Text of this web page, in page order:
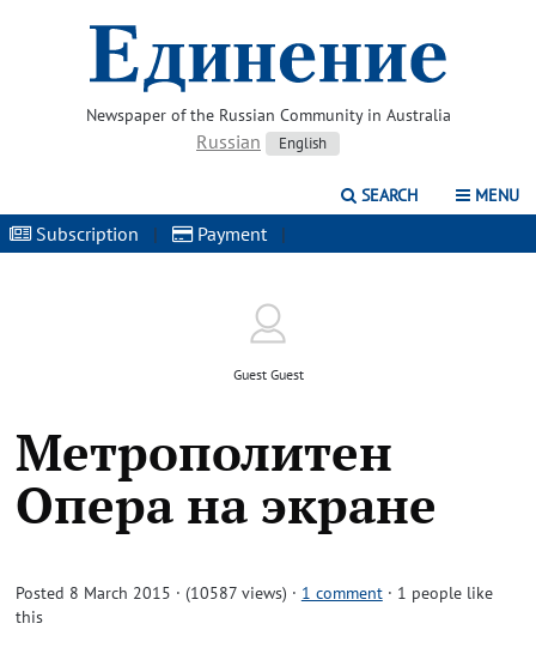
Newspaper of the Russian Community in Australia
Russian English
SEARCH MENU
Subscription | Payment |
Guest Guest
Метрополитен
Опера на экране
Posted 8 March 2015 · (10587 views) · 1 comment · 1 people like
this